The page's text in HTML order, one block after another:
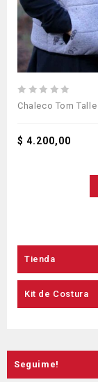
0
5
Chaleco Tom
$ 4.200,00
Tienda
Kit de Costura
Seguime!